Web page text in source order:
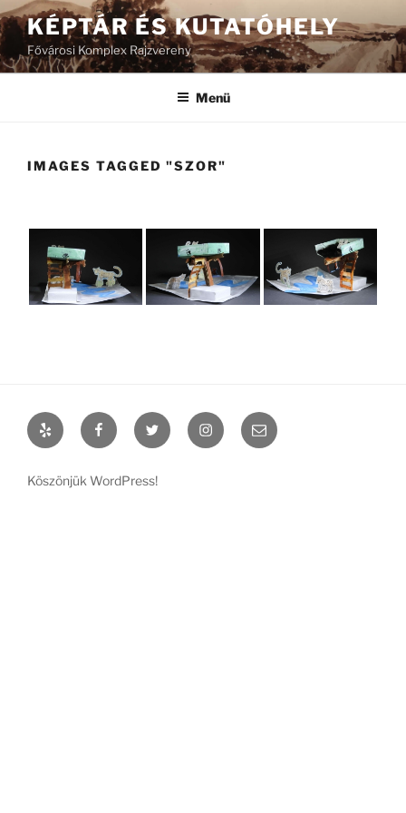
Tartalomhoz
KÉPTÁR ÉS KUTATÓHELY
Fővárosi Komplex Rajzvereny
Menü
IMAGES TAGGED "SZOR"
Yelp FacebookTwitter InstagramEmail
Köszönjük WordPress!